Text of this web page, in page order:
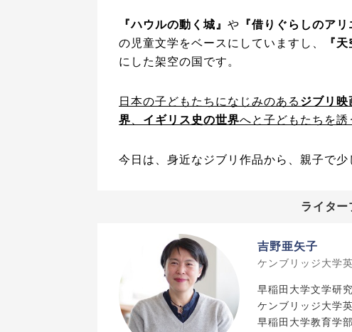
『ハウルの動く城』 や 『借りぐらしのアリ
の児童文学をベースにしていますし、
『
にした架空の国です。
日本の子どもたちになじみのある ジブリ映
界
イギリス史の世界へと子どもたちを誘
今日は、身近なジブリ作品から、親子で少
ライター
吉野亜矢子
ケンブリッジ大学
早稲田大学文学研
ケンブリッジ大学
早稲田大学教育学